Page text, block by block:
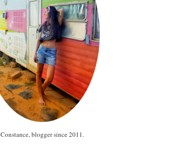
Constance, blogger since 2011.